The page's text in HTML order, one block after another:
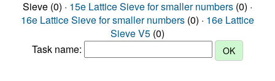
Sieve (0) · 15e Lattice Sieve for smaller numbers (0) ·
16e Lattice Sieve for smaller numbers (0) · 16e Lattice
Sieve V5 (0)
Task name: